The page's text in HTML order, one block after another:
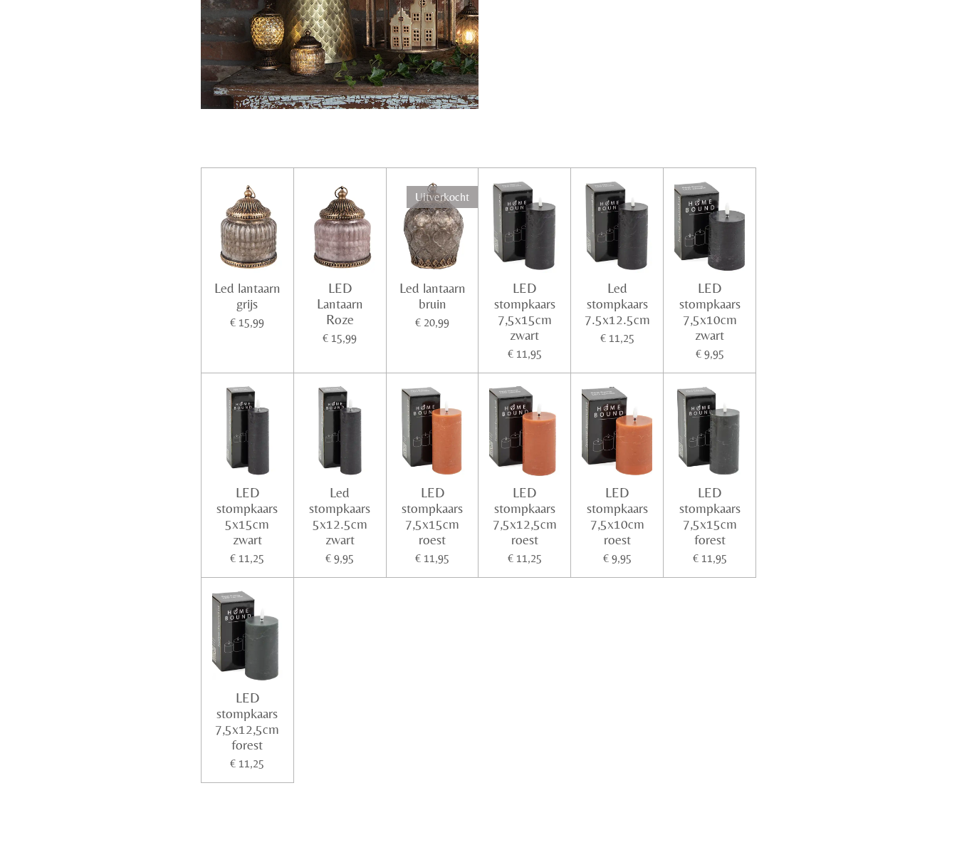
Led lantaarn
grijs
€ 15,99
LED
Lantaarn
Roze
€ 15,99
Uitverkocht
Led lantaarn
bruin
€ 20,99
LED
stompkaars
7,5x15cm
zwart
€ 11,95
Led
stompkaars
7.5x12.5cm
€ 11,25
LED
stompkaars
7,5x10cm
zwart
€ 9,95
LED
stompkaars
5x15cm
zwart
€ 11,25
Led
stompkaars
5x12.5cm
zwart
€ 9,95
LED
stompkaars
7,5x15cm
roest
€ 11,95
LED
stompkaars
7,5x12,5cm
roest
€ 11,25
LED
stompkaars
7,5x10cm
roest
€ 9,95
LED
stompkaars
7,5x15cm
forest
€ 11,95
LED
stompkaars
7,5x12,5cm
forest
€ 11,25